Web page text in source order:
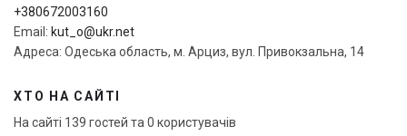
+380672003160
Email: kut_o@ukr.net
Адреса: Одеська область, м. Арциз, вул. Привокзальна, 14
ХТО НА САЙТІ
На сайті 139 гостей та 0 користувачів